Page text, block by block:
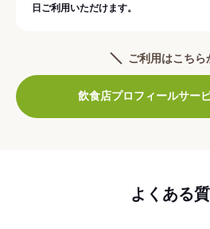
日ご利用いただけます。
ご利用はこちら
飲食店プロフィールサー
よくある